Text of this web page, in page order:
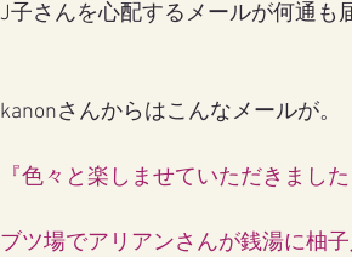
J子さんを心配するメールが何通も
kanonさんからはこんなメールが。
『色々と楽しませていただきまし
ブツ場でアリアンさんが銭湯に柚